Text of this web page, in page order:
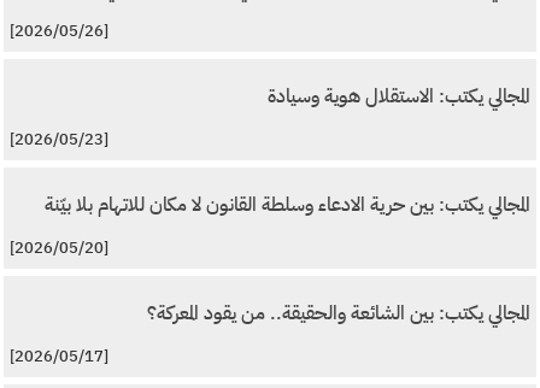
[2026/05/26]
المجالي يكتب: الاستقلال هوية وسيادة
[2026/05/23]
المجالي يكتب: بين حرية الادعاء وسلطة القانون لا مكان للاتهام بلا بيّنة
[2026/05/20]
المجالي يكتب: بين الشائعة والحقيقة.. من يقود المعركة؟
[2026/05/17]